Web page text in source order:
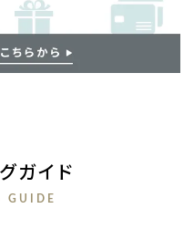
ガイド
GUIDE